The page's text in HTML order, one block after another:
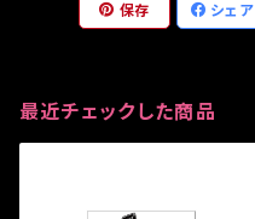
保存 シェア
最近チェックした商品